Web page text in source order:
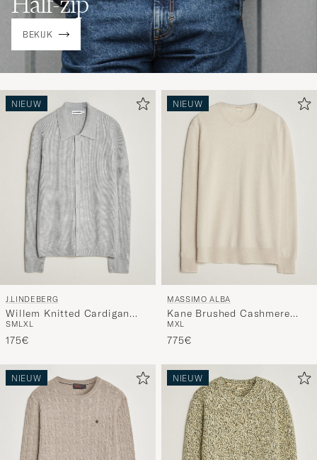
NIEUW
J.LINDEBERG
Willem Knitted Cardigan
Light Grey Melange
SMLXL
175€
NIEUW
MASSIMO ALBA
Kane Brushed Cashmere
Sweater Magnolia
MXL
775€
NIEUW NIEUW
BEKIJK